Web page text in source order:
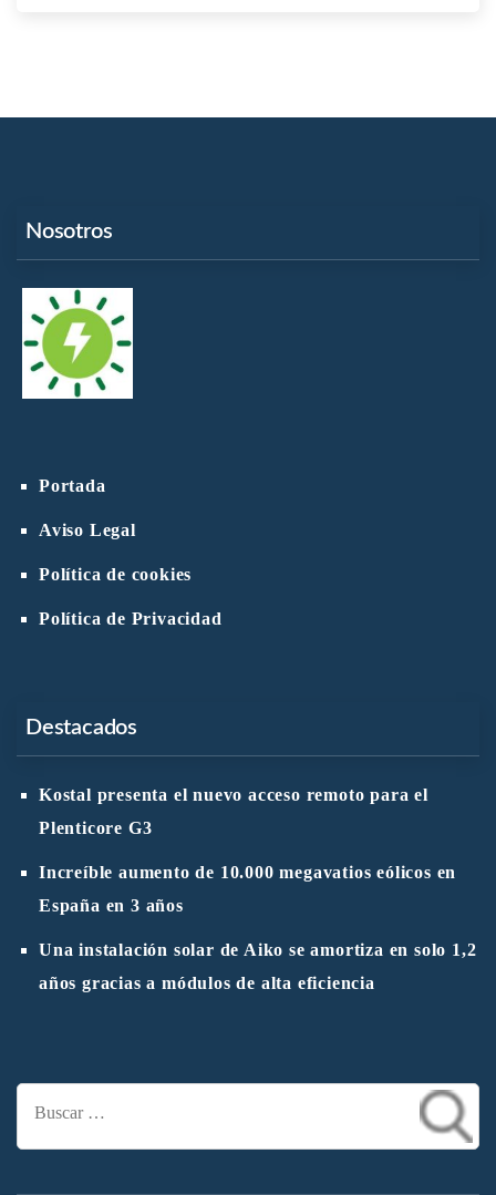
Nosotros
Portada
Aviso Legal
Política de cookies
Política de Privacidad
Destacados
Kostal presenta el nuevo acceso remoto para el
Plenticore G3
Increíble aumento de 10.000 megavatios eólicos en
España en 3 años
Una instalación solar de Aiko se amortiza en solo 1,2
años gracias a módulos de alta eficiencia